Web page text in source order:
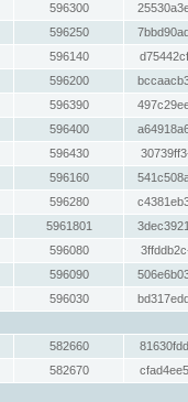
596300
596250
596140
596200
596390
596400
596430
596160
596280
5961801
596080
596090
596030
582660
582670